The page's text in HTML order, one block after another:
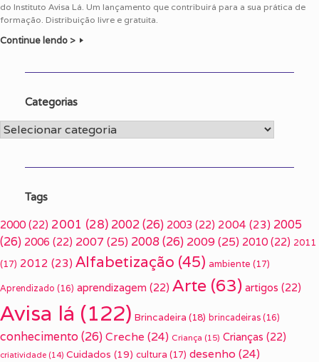
do Instituto Avisa Lá. Um lançamento que contribuirá para a sua prática de
formação. Distribuição livre e gratuita.
Continue lendo >
Categorias
Categorias
Tags
2000 (22) 2001 (28) 2002(26) 2003 (22) 2004 (23) 2005
(26) 2006 (22) 2007 (25) 2008(26) 2009(25) 2010 (22) 2011
(17) 2012 (23) Alfabetização (45) ambiente (17)
Aprendizado (16) aprendizagem (22) Arte (63) artigos (22)
Avisa lá (122) Brincadeira (18) brincadeiras (16)
conhecimento(26) Creche (24) Criança (15) Crianças (22)
criatividade (14) Cuidados (19) cultura (17) desenho (24)